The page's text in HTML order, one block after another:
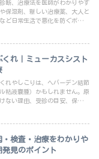
断、治療法を医師がわかりやす
保湿剤、新しい治療薬、大人と
ど日常生活で悪化を防ぐポイン
れ｜ミューカスシスト
れやしこりは、ヘバーデン結節
粘液嚢腫）かもしれません。原
ない理由、受診の目安、保存療
検査・治療をわかりや
見のポイント